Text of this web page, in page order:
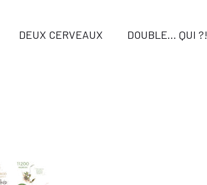
DEUX CERVEAUX DOUBLE… QUI ?!